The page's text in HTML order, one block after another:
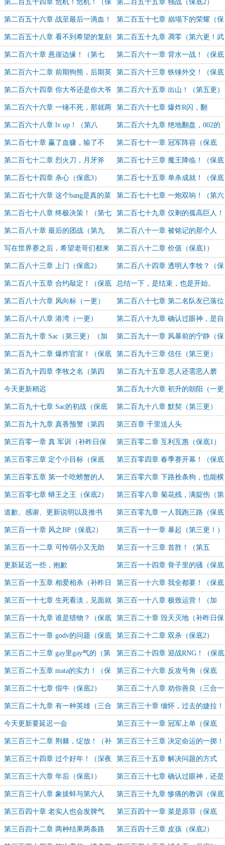
第二百五十四章 危机！危机！（保
底1）
第二百五十五章 独战（保底2）
第二百五十六章 战至最后一滴血！
（保底3）
第二百五十七章 崩塌下的荣耀（保
底4）
第二百五十八章 看不到希望的复刻
（第五更！）
第二百五十九章 凋零（第六更！武
当派创始人盟加更1）
第二百六十章 悬崖边缘！（第七
更！武当派创始人盟加更2）
第二百六十一章 背水一战！（保底
1）
第二百六十二章 前期狗熊，后期英
雄！（保底2）
第二百六十三章 铁锤外交！（保底
3）
第二百六十四章 你大爷还是你大爷
（保底4）
第二百六十五章 出山！（第五更）
第二百六十六章 一锤不死，那就两
锤！（第六更！）
第二百六十七章 爆炸R闪，翻
盘？！（第七更！）
第二百六十八章 lv up！（第八
更！）
第二百六十九章 绝地翻盘，002的
救赎！（今日保底1）
第二百七十章 赢了血赚，输了不
亏！（保底2）
第二百七十一章 冠军阵容（保底
3）
第二百七十二章 烈火刀，月牙斧
（保底1）
第二百七十三章 魔王降临！（保底
2）
第二百七十四章 杀心（保底3） 第二百七十五章 单杀成就！（保底
4）
第二百七十六章 这个bang是真的菜
（第五更！）
第二百七十七章 一炮双响！（第六
更！）
第二百七十八章 终极决策！（第七
更！）
第二百七十九章 仅剩的孤高巨人！
（第八更！）
第二百八十章 最后的团战（第九
更）
第二百八十一章 被铭记的那个人
（第十更！）
写在世界赛之后，希望老哥们都来
看一下。
第二百八十二章 价值（保底1）
第二百八十三章 上门（保底2） 第二百八十四章 透明人李牧？（保
底3）
第二百八十五章 合约敲定！（保底
4）
总结一下，是结束，也是开始。
第二百八十六章 风向标（一更） 第二百八十七章 第二名队友已落位
（二更）
第二百八十八章 港湾（一更） 第二百八十九章 确认过眼神，是自
己要带的人（保底2）
第二百九十章 Sac（第三更）（加
更）
第二百九十一章 风暴前的宁静（保
底1）
第二百九十二章 爆炸官宣！（保底
2）
第二百九十三章 信任（第三更）
（加更）
第二百九十四章 李牧之名（第四
更！）（加更）
第二百九十五章 恶人还需恶人磨
（第五更！）（加更求订阅！）
今天更新稍迟 第二百九十六章 初升的朝阳（一更
保底）
第二百九十七章 Sac的初战（保底
二更）
第二百九十八章 默契（第三更）
（加更）
第二百九十九章 真香预警（第四
更！）（加更）
第三百章 千里送人头
第三百零一章 真 军训（补昨日保
底）
第三百零二章 互利互惠（保底1）
第三百零三章 定个小目标（保底
2）
第三百零四章 春季赛开幕！（保底
1）
第三百零五章 第一个吃螃蟹的人
（保底2）
第三百零六章 下路拴条狗，也能横
着走（保底1）
第三百零七章 蟒王之王（保底2） 第三百零八章 菊花残，满腚伤（第
三更）（加更！）
道歉、感谢、更新说明以及推书 第三百零九章 一人我跑三路（保底
1）
第三百一十章 风之BP（保底2） 第三百一十一章 暴起（第三更！）
（加更）
第三百一十二章 可怜弱小又无助
（第四更！）（加更）
第三百一十三章 首胜！（第五
更！）（加更）
更新延迟一些，抱歉 第三百一十四章 骨子里的骚（保底
1）
第三百一十五章 相爱相杀（补昨日
保底）
第三百一十六章 我全都要！（保底
1）
第三百一十七章 生死看淡，见面就
干（保底2）
第三百一十八章 极致运营！（加
更）
第三百一十九章 谁是猎物？（保底
1）
第三百二十章 毁天灭地（补昨日保
底2）
第三百二十一章 godv的问题（保底
1）
第三百二十二章 双杀（保底2）
第三百二十三章 gay里gay气的（第
三更）（加更）
第三百二十四章 迎战RNG！（保底
1）
第三百二十五章 mata的实力！（保
底2）
第三百二十六章 反攻号角（保底
1）
第三百二十七章 假牛（保底2） 第三百二十八章 劝你善良（三合一
（2保底+1加更））
第三百二十九章 有一种英雄（三合
一保底2加更1）
第三百三十章 缅怀，过去的婕拉！
（三合一大章2保底1加更）
今天更新要延迟一会 第三百三十一章 冠军上单（保底
1）
第三百三十二章 荆棘，绽放！（补
昨日保底）
第三百三十三章 决定命运的一掷！
（二合一，今日两保底）
第三百三十四章 过个好年！（深夜
加更求订阅！）
第三百三十五章 解决问题的方式
（二合一今日保底）
第三百三十六章 年后（保底1） 第三百三十七章 确认过眼神，还是
那个人（保底2）
第三百三十八章 象拔蚌与第六人
（保底1）
第三百三十九章 惨痛的教训（保底
2）
第三百四十章 老实人也会发脾气
（保底1）
第三百四十一章 菜是原罪（保底
2）
第三百四十二章 两种结果两条路 第三百四十三章 皮孩（保底2）